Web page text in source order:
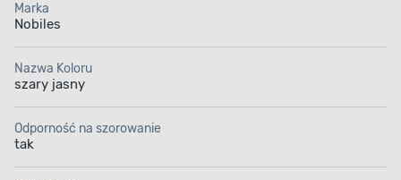
Marka
Nobiles
Nazwa Koloru
szary jasny
Odporność na szorowanie
tak